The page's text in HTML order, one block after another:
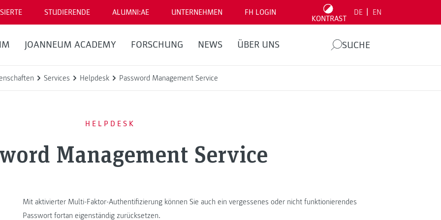
STUDIERENDE ALUMNI:AE UNTERNEHMEN FH LOGIN
KONTRAST
DE EN
JOANNEUM ACADEMY FORSCHUNG NEWS ÜBER UNS SUCHE
Services Helpdesk Password Management Service
HELPDESK
Management Service
Mit aktivierter Multi-Faktor-Authentifizierung können Sie auch ein vergessenes oder nicht funktionierendes
Passwort fortan eigenständig zurücksetzen.